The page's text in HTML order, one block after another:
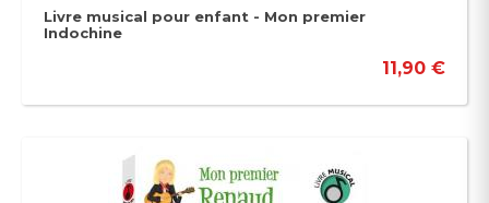
Livre musical pour enfant - Mon premier
Indochine
11,90 €